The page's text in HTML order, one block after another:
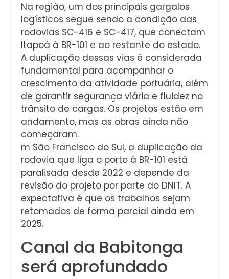
Na região, um dos principais gargalos
logísticos segue sendo a condição das
rodovias SC-416 e SC-417, que conectam
Itapoá à BR-101 e ao restante do estado.
A duplicação dessas vias é considerada
fundamental para acompanhar o
crescimento da atividade portuária, além
de garantir segurança viária e fluidez no
trânsito de cargas. Os projetos estão em
andamento, mas as obras ainda não
começaram.
m São Francisco do Sul, a duplicação da
rodovia que liga o porto à BR-101 está
paralisada desde 2022 e depende da
revisão do projeto por parte do DNIT. A
expectativa é que os trabalhos sejam
retomados de forma parcial ainda em
2025.
Canal da Babitonga
será aprofundado